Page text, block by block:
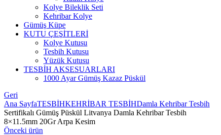
Kolye Bileklik Seti
Kehribar Kolye
Gümüş Küpe
KUTU ÇEŞİTLERİ
Kolye Kutusu
Tesbih Kutusu
Yüzük Kutusu
TESBİH AKSESUARLARI
1000 Ayar Gümüş Kazaz Püskül
Geri
Ana SayfaTESBİHKEHRİBAR TESBİHDamla Kehribar Tesbih
Sertifikalı Gümüş Püskül Litvanya Damla Kehribar Tesbih
8×11.5mm 20Gr Arpa Kesim
Önceki ürün